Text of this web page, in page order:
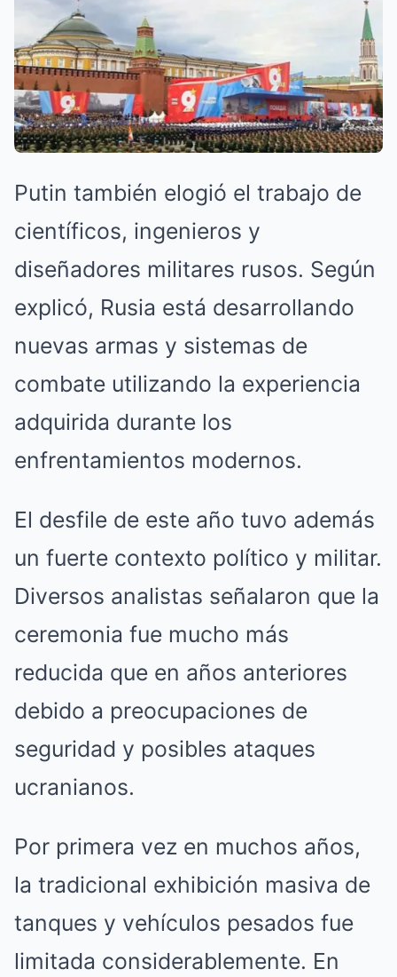
Putin también elogió el trabajo de
científicos, ingenieros y
diseñadores militares rusos. Según
explicó, Rusia está desarrollando
nuevas armas y sistemas de
combate utilizando la experiencia
adquirida durante los
enfrentamientos modernos.
El desfile de este año tuvo además
un fuerte contexto político y militar.
Diversos analistas señalaron que la
ceremonia fue mucho más
reducida que en años anteriores
debido a preocupaciones de
seguridad y posibles ataques
ucranianos.
Por primera vez en muchos años,
la tradicional exhibición masiva de
tanques y vehículos pesados fue
limitada considerablemente. En